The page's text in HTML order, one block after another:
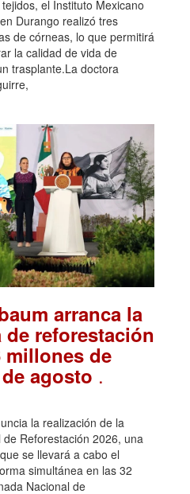
el Instituto Mexicano
Durango realizó tres
de córneas, lo que permitirá
la calidad de vida de
trasplante.La doctora
arranca la
reforestación
millones de
agosto .
la realización de la
Reforestación 2026, una
se llevará a cabo el
simultánea en las 32
Nacional de